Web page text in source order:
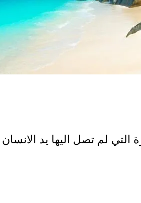
لم تصل اليها يد الانسان